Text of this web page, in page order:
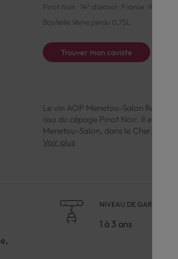
Pinot Noir 14° d'alcool France Rouge
Bouteille Verre perdu 0,75L
Trouver mon caviste
Le vin AOP Menetou-Salon Rouge
issu du cépage Pinot Noir. Il est
Menetou-Salon, dans le Cher, en
Ce vin est à déguster entre 15 et 16
Voir plus
NIVEAU DE GARDE
1 à 3 ans